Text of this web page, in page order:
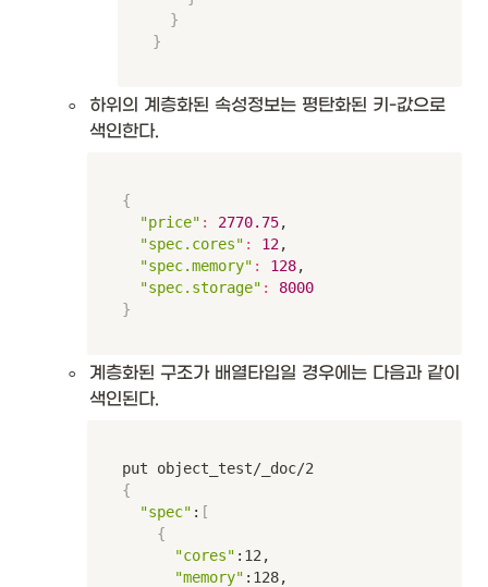
}
}
◦
하위의 계층화된 속성정보는 평탄화된 키-값으로
색인한다.
{
"price" : 2770.75,
"spec.cores" : 12,
"spec.memory" : 128,
"spec.storage" :
8000
}
◦
계층화된 구조가 배열타입일 경우에는 다음과 같이
색인된다.
{
"spec" : [
{
"cores" :12,
"memory" :128,